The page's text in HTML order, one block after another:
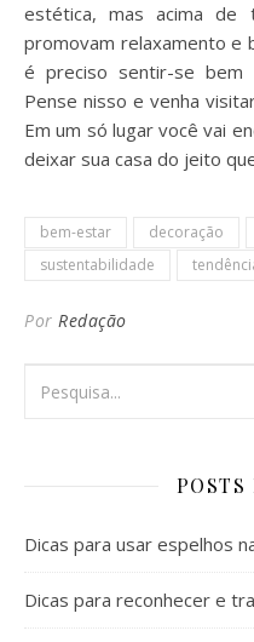
estética, mas acima de
promovam relaxamento e
é preciso sentir-se bem
Pense nisso e venha
Em um só lugar você vai
deixar sua casa do jeito
bem-estar decoração
sustentabilidade
Por Redação
POSTS
Dicas para usar espelhos
Dicas para reconhecer e